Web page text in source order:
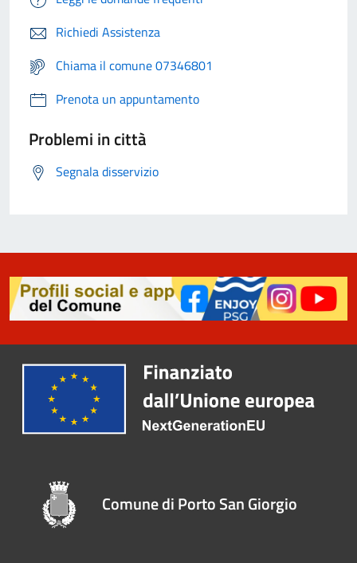
Richiedi Assistenza
Chiama il comune 07346801
Prenota un appuntamento
Problemi in città
Segnala disservizio
Comune di Porto San Giorgio